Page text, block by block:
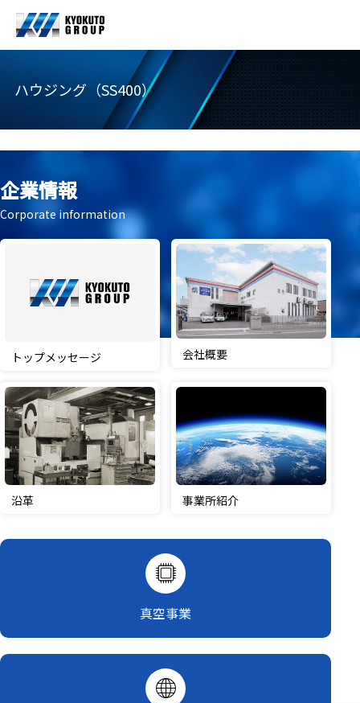
ハウジング（SS400）
企業情報
Corporate information
トップメッセージ 会社概要
沿革 事業所紹介
真空事業